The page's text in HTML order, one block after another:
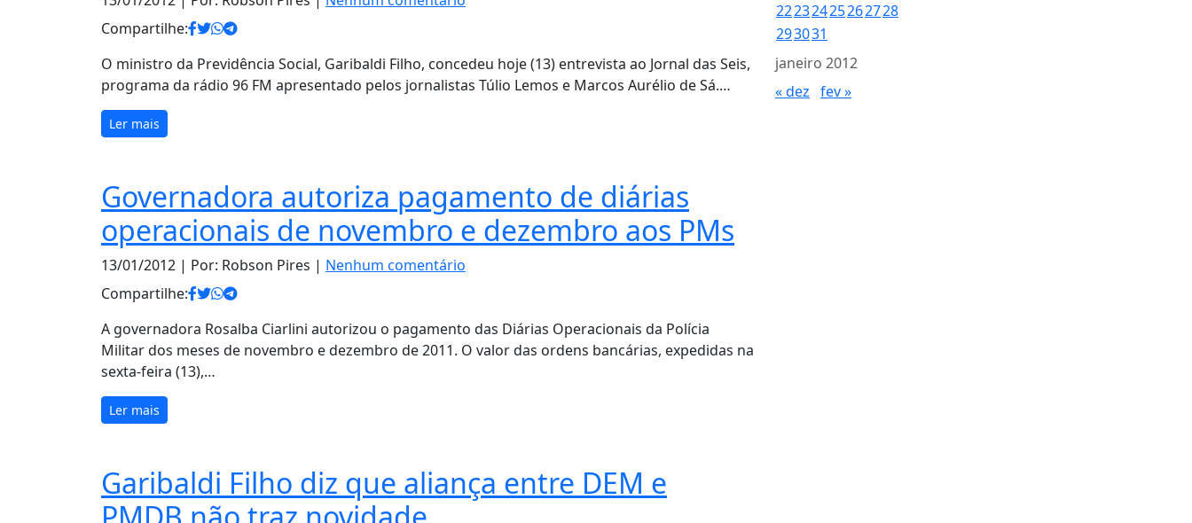
Compartilhe:
O ministro da Previdência Social, Garibaldi Filho, concedeu hoje (13) entrevista ao Jornal das Seis,
programa da rádio 96 FM apresentado pelos jornalistas Túlio Lemos e Marcos Aurélio de Sá.…
Ler mais
Governadora autoriza pagamento de diárias
operacionais de novembro e dezembro aos PMs
13/01/2012 | Por: Robson Pires | Nenhum comentário
Compartilhe:
A governadora Rosalba Ciarlini autorizou o pagamento das Diárias Operacionais da Polícia
Militar dos meses de novembro e dezembro de 2011. O valor das ordens bancárias, expedidas na
sexta-feira (13),…
Ler mais
Garibaldi Filho diz que aliança entre DEM e
janeiro 2012
22232425262728
293031
« dez fev »